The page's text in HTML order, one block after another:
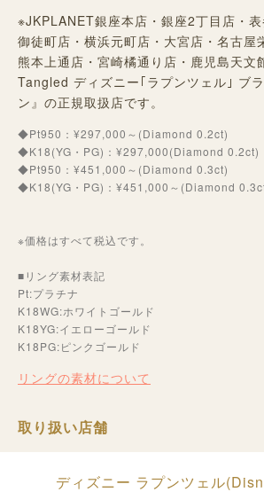
※JKPLANET銀座本店・銀座2丁目店・
御徒町店・横浜元町店・大宮店・名古屋
熊本上通店・宮崎橘通り店・鹿児島天文
Tangled ディズニー｢ラプンツェル｣ ブ
ン』の正規取扱店です。
◆Pt950：¥297,000～(Diamond 0.2ct)
◆K18(YG・PG)：¥297,000(Diamond 0.2ct)
◆Pt950：¥451,000～(Diamond 0.3ct)
◆K18(YG・PG)：¥451,000～(Diamond
※価格はすべて税込です。
■リング素材表記
Pt:プラチナ
K18WG:ホワイトゴールド
K18YG:イエローゴールド
K18PG:ピンクゴールド
リングの素材について
取り扱い店舗
ディズニー ラプンツェル